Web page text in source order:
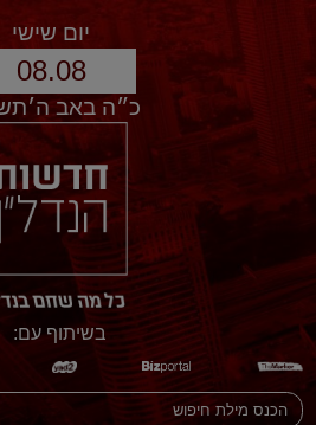
יום שישי
08.08
כ״ה באב
בשיתוף עם: